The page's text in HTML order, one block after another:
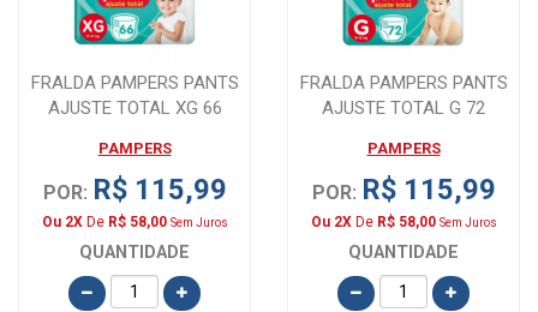
FRALDA PAMPERS PANTS
AJUSTE TOTAL XG 66
PAMPERS
POR: R$ 115,99
Ou 2XDe R$ 58,00 Sem Juros
QUANTIDADE
FRALDA PAMPERS PANTS
AJUSTE TOTAL G 72
PAMPERS
POR: R$ 115,99
Ou 2XDe R$ 58,00 Sem Juros
QUANTIDADE